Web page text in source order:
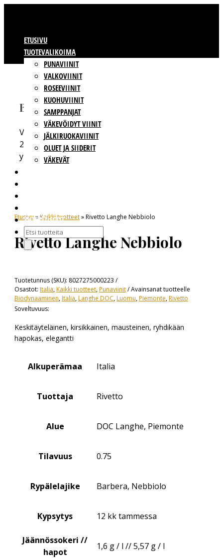
ETUSIVU
TUOTEVALIKOIMA
PUNAVIINIT
VALKOVIINIT
ROSEEVIINIT
KUOHUVIINIT
SAMPPANJAT
VÄKEVÖIDYT VIINIT
JÄLKIRUOKAVIINIT
OLUET JA SIIDERIT
VÄKEVÄT
YHTEYSTIEDOT
Products
search
BBWINES OY
Vajossuonkatu 10
20360 Turku
y-tunnus: 2009865-8
Etusivu » Kaikki tuotteet» Rivetto Langhe Nebbiolo
Rivetto Langhe Nebbiolo
Tuotetunnus (SKU): 8027275000223
Osastot: Italia,Kaikki tuotteet,Punaviinit
Avainsanat tuotteelle
Biodynaaminen,Italia,Langhe DOC,Luomu,Piemonte,Rivetto
Soveltuvuus:
Keskitäyteläinen, kirsikkainen, mausteinen, ryhdikään
hapokas, elegantti
Alkuperämaa Italia
Tuottaja Rivetto
Alue DOC Langhe, Piemonte
Tilavuus 0.75
Rypälelajike Barbera, Nebbiolo
Kypsytys 12 kk tammessa
Jäännössokeri //
hapot
1,6 g / l // 5,57 g / l